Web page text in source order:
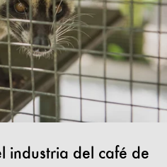
industria del café de